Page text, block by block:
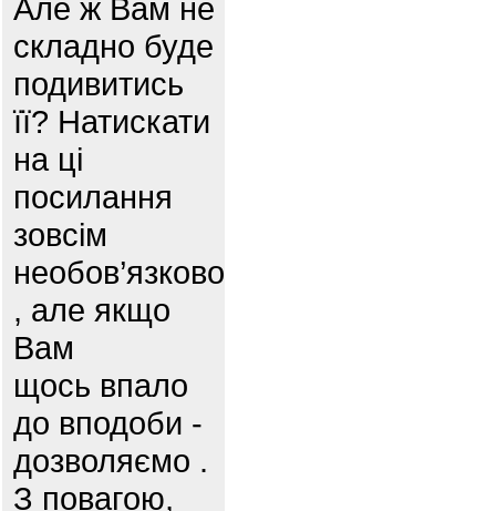
Але ж Вам не
складно буде
подивитись
її? Натискати
на ці
посилання
зовсім
необов’язково
, але якщо
Вам
щось впало
до вподоби -
дозволяємо .
З повагою,